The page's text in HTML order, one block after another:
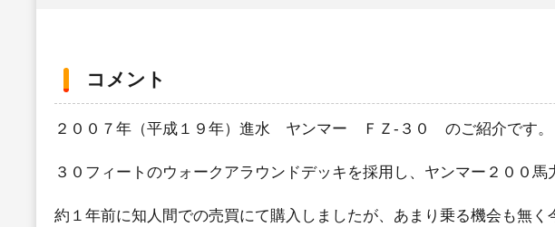
コメント
２００７年（平成１９年）進水 ヤンマー ＦＺ-３０ のご紹介です。
３０フィートのウォークアラウンドデッキを採用し、ヤンマー２００
約１年前に知人間での売買にて購入しましたが、あまり乗る機会も無く